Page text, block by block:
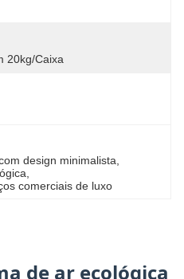
20kg/caixa
design minimalista
comerciais de luxo
de ar ecológica